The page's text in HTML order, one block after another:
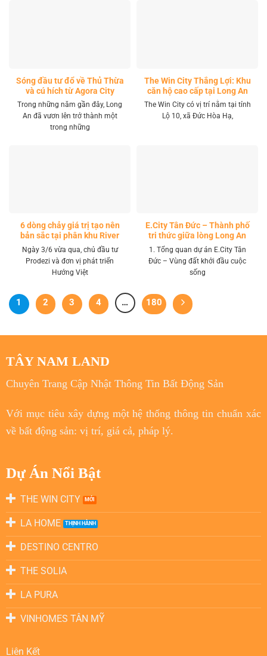
Sóng đầu tư đổ về Thủ Thừa
và cú hích từ Agora City
Trong những năm gần đây, Long
An đã vươn lên trở thành một
trong những
The Win City Thắng Lợi: Khu
căn hộ cao cấp tại Long An
The Win City có vị trí nằm tại tỉnh
Lộ 10, xã Đức Hòa Hạ,
6 dòng chảy giá trị tạo nên
bản sắc tại phân khu River
Park LA Home
Ngày 3/6 vừa qua, chủ đầu tư
Prodezi và đơn vị phát triển
Hướng Việt
E.City Tân Đức – Thành phố
tri thức giữa lòng Long An
1. Tổng quan dự án E.City Tân
Đức – Vùng đất khởi đầu cuộc
sống
1 2 3 4 … 180
TÂY NAM LAND
Chuyên Trang Cập Nhật Thông Tin Bất Động Sản
Với mục tiêuxây dựng một hệ thống thông tin chuẩn xác
về bất động sản: vị trí, giá cả, pháp lý.
Dự Án Nổi Bật
THE WIN CITY
LA HOME
DESTINO CENTRO
THE SOLIA
LA PURA
VINHOMES TÂN MỸ
Liên Kết